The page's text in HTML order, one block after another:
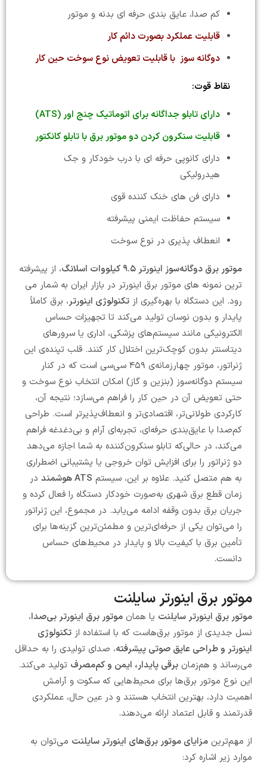
کم صدا، عایق بندی حرفه ای بدنه و موتور
قابلیت عملکرد بصورت دائم کار
دوگانه سوز با قابلیت تعویض نوع سوخت حین کار
نقاط قوت:
دارای تابلو جداگانه برای اتوماتیک چنج اور (ATS)
قابلیت سنکرون کردن دو موتور برق با تابلو کانکتور
دارای کانوپی حرفه ای با درب خودکار و جک
هیدرولیکی
دارای فن های خنک کننده قوی
سیستم حفاظت ایمنی پیشرفته
انعطاف پذیری در نوع سوخت
موتور برق دوگانه‌سوز اینورتر ۹.۵ کیلووات اسلانگ
، از پیشرفته
ترین نمونه های موتور برق اینورتر در بازار ایران به شمار می
رود. این دستگاه با بهره‌گیری از تکنولوژی اینورتر، برق کاملاً
پایدار و بدون نوسان تولید می‌کند تا تجهیزات حساس
الکترونیکی مانند سیستم‌های پزشکی، اداری یا سرورهای
دیتاسنتر بدون کوچک‌ترین اختلال کار کنند. قلب تپنده‌ی این
ژنراتور، موتور چهارزمانه‌ی ۴۵۹ سی‌سی است که در کنار
سیستم دوگانه‌سوز (بنزین و گاز) امکان انتخاب نوع سوخت و
حتی تعویض آن در حین کار را فراهم می‌سازد؛ نتیجه آن،
کارکردی طولانی‌تر، اقتصادی‌تر و انعطاف‌پذیرتر است. طراحی
کم‌صدا با عایق‌بندی حرفه‌ای، تجربه‌ای آرام و بی‌دغدغه فراهم
می‌کند، در حالی‌که تابلو سنکرون‌کننده به شما اجازه می‌دهد
دو ژنراتور را برای افزایش توان خروجی یا پشتیبانی اضطراری
به هم متصل کنید. علاوه بر این، سیستم ATS هوشمند
در
زمان قطع برق شهری به‌صورت خودکار دستگاه را فعال کرده و
جریان برق بدون وقفه ادامه می‌یابد. در مجموع، این ژنراتور
را می‌توان یکی از حرفه‌ای‌ترین و مطمئن‌ترین گزینه‌ها برای
تأمین برق با کیفیت بالا و پایدار در محیط‌های حساس
دانست.
موتور برق اینورتر سایلنت
موتور برق اینورتر سایلنت یا همان موتور برق اینورتر بی‌صدا،
نسل جدیدی از موتور برق‌هاست که با استفاده از تکنولوژی
اینورتر و طراحی عایق صوتی پیشرفته، صدای تولیدی را به حداقل
می‌رساند و هم‌زمان برقی پایدار، ایمن و کم‌مصرف تولید می‌کند.
این نوع موتور برق‌ها برای محیط‌هایی که سکوت و آرامش
اهمیت دارد، بهترین انتخاب هستند و در عین حال، عملکردی
قدرتمند و قابل اعتماد ارائه می‌دهند.
از مهم‌ترین مزایای موتور برق‌های اینورتر سایلنت می‌توان به
موارد زیر اشاره کرد: